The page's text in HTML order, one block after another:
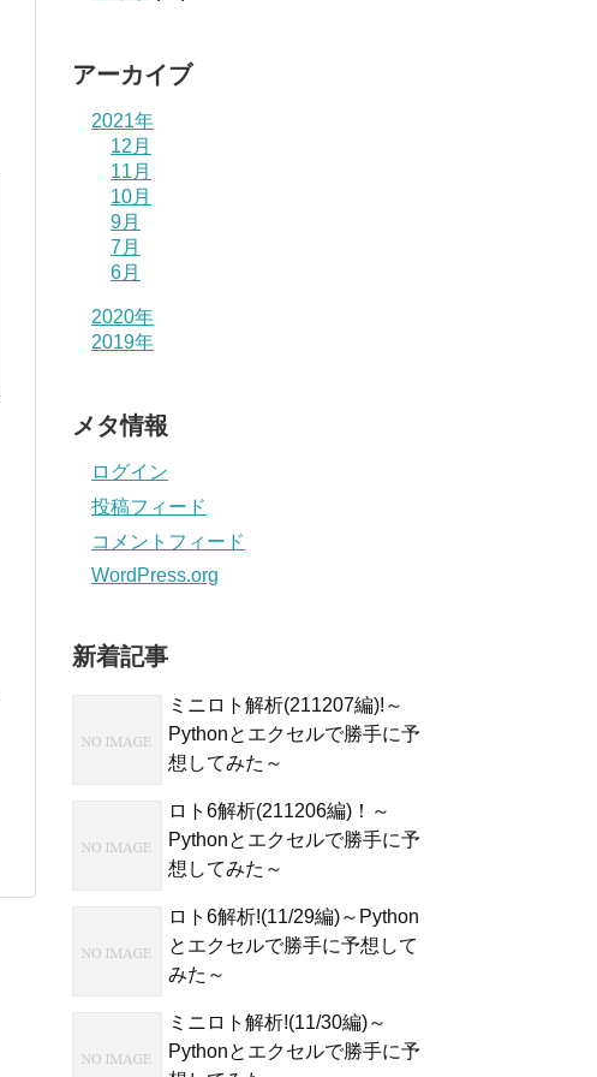
アーカイブ
2021年
12月
11月
10月
9月
7月
6月
2020年
2019年
メタ情報
ログイン
投稿フィード
コメントフィード
WordPress.org
新着記事
ミニロト解析(211207編)!～
Pythonとエクセルで勝手に予
想してみた～
ロト6解析(211206編)！～
Pythonとエクセルで勝手に予
想してみた～
ロト6解析!(11/29編)～Python
とエクセルで勝手に予想して
みた～
ミニロト解析!(11/30編)～
Pythonとエクセルで勝手に予